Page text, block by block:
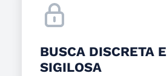
BUSCA DISCRETA E
SIGILOSA